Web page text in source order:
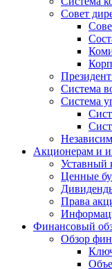
Совет
Система
Система
Акционерам и
Уставный
Ценные
Права
Финансовый
Обзор